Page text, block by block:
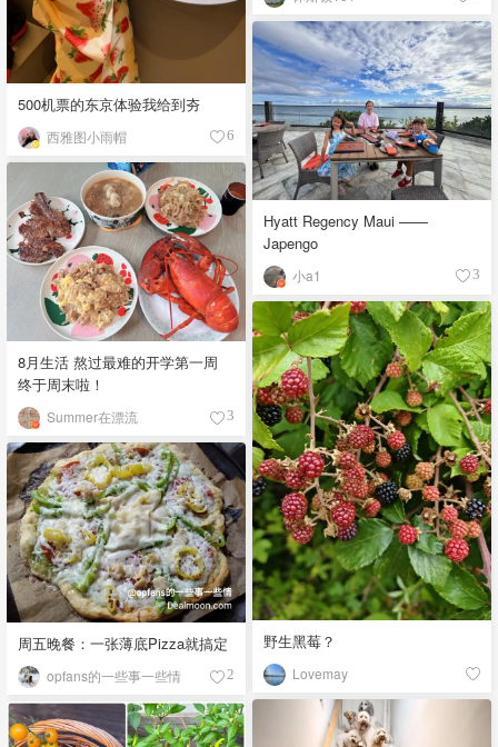
500机票的东京体验我给到夯
西雅图小雨帽 6
Hyatt Regency Maui ——
Japengo
小a1 3
8月生活 熬过最难的开学第一周
终于周末啦！
Summer在漂流 3
野生黑莓？
Lovemay
周五晚餐：一张薄底Pizza就搞定
opfans的一些事一些情 2